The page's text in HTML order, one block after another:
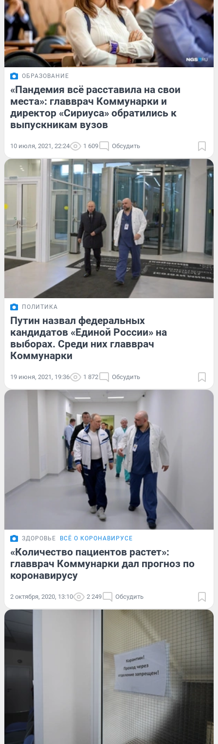
ОБРАЗОВАНИЕ
«Пандемия всё расставила на свои
места»: главврач Коммунарки и
директор «Сириуса» обратились к
выпускникам вузов
10 июля, 2021, 22:24 1 609 Обсудить
ПОЛИТИКА
Путин назвал федеральных
кандидатов «Единой России» на
выборах. Среди них главврач
Коммунарки
19 июня, 2021, 19:36 1 872 Обсудить
ЗДОРОВЬЕ ВСЁ О КОРОНАВИРУСЕ
«Количество пациентов растет»:
главврач Коммунарки дал прогноз по
коронавирусу
2 октября, 2020, 13:10 2 249 Обсудить